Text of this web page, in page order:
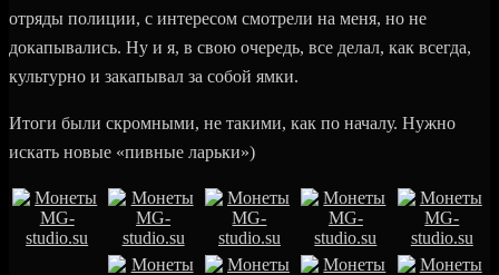
отряды полиции, с интересом смотрели на меня, но не
докапывались. Ну и я, в свою очередь, все делал, как всегда,
культурно и закапывал за собой ямки.
Итоги были скромными, не такими, как по началу. Нужно
искать новые «пивные ларьки»)